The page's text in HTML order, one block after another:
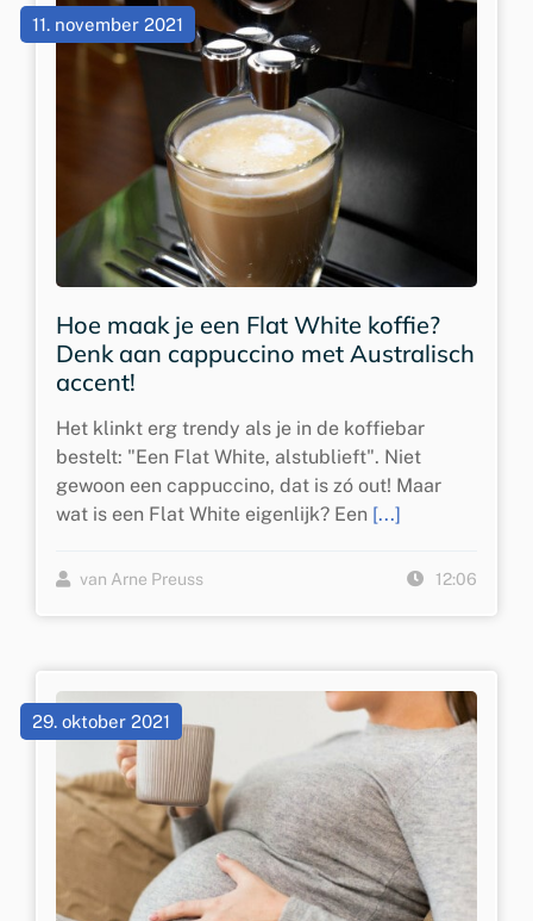
11. november 2021
Hoe maak je een Flat White koffie?
Denk aan cappuccino met Australisch
accent!
Het klinkt erg trendy als je in de koffiebar
bestelt: "Een Flat White, alstublieft". Niet
gewoon een cappuccino, dat is zó out! Maar
wat is een Flat White eigenlijk? Een [...]
van Arne Preuss 12:06
29. oktober 2021